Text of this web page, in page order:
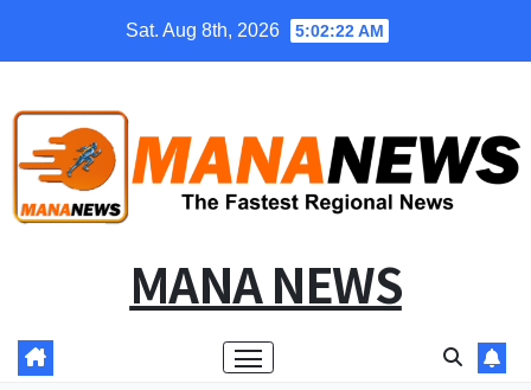
Sat. Aug 8th, 2026 5:02:22 AM
MANA NEWS